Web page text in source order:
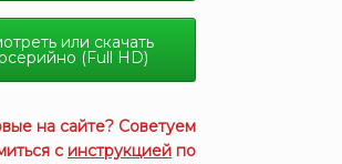
или скачать
(Full HD)
на сайте? Советуем
с инструкцией по